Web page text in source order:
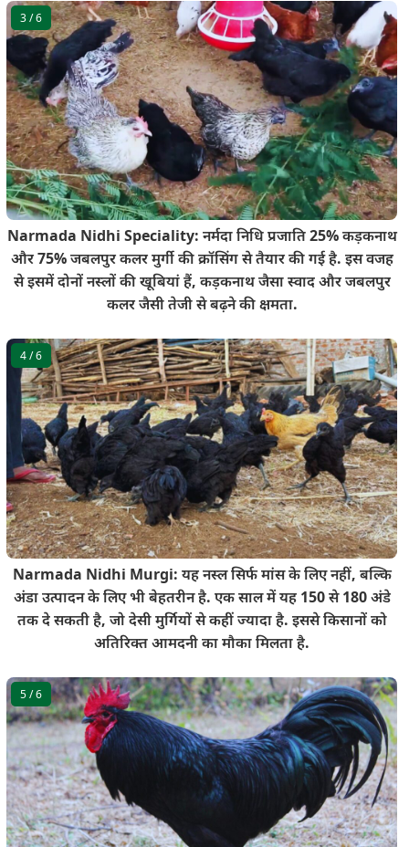
3/ 6
Narmada Nidhi Speciality: नर्मदा निधि प्रजाति 25% कड़कनाथ
और 75% जबलपुर कलर मुर्गी की क्रॉसिंग से तैयार की गई है. इस वजह
से इसमें दोनों नस्लों की खूबियां हैं, कड़कनाथ जैसा स्वाद और जबलपुर
कलर जैसी तेजी से बढ़ने की क्षमता.
4/ 6
Narmada Nidhi Murgi: यह नस्ल सिर्फ मांस के लिए नहीं, बल्कि
अंडा उत्पादन के लिए भी बेहतरीन है. एक साल में यह 150 से 180 अंडे
तक दे सकती है, जो देसी मुर्गियों से कहीं ज्यादा है. इससे किसानों को
अतिरिक्त आमदनी का मौका मिलता है.
5/ 6